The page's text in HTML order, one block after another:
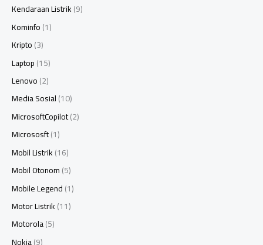
Kendaraan Listrik(9)
Kominfo(1)
Kripto(3)
Laptop(15)
Lenovo(2)
Media Sosial(10)
MicrosoftCopilot(2)
Micrososft(1)
Mobil Listrik(16)
Mobil Otonom(5)
Mobile Legend(1)
Motor Listrik(11)
Motorola(5)
Nokia(9)